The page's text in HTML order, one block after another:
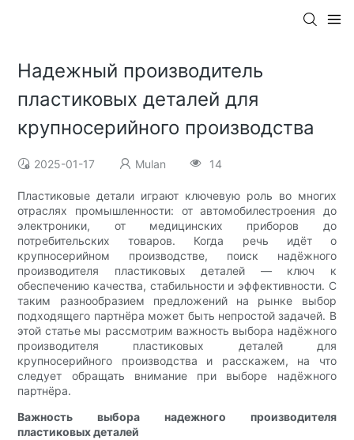
Надежный производитель
пластиковых деталей для
крупносерийного производства
2025-01-17 Mulan 14
Пластиковые детали играют ключевую роль во многих
отраслях промышленности: от автомобилестроения до
электроники, от медицинских приборов до
потребительских товаров. Когда речь идёт о
крупносерийном производстве, поиск надёжного
производителя пластиковых деталей — ключ к
обеспечению качества, стабильности и эффективности. С
таким разнообразием предложений на рынке выбор
подходящего партнёра может быть непростой задачей. В
этой статье мы рассмотрим важность выбора надёжного
производителя пластиковых деталей для
крупносерийного производства и расскажем, на что
следует обращать внимание при выборе надёжного
партнёра.
Важность выбора надежного производителя
пластиковых деталей